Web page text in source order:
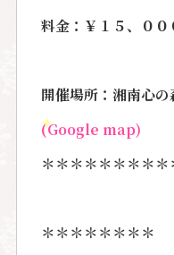
料金：￥１５、００
開催場所：湘南心
(Google map)
＊＊＊＊＊＊＊＊＊
＊＊＊＊＊＊＊＊